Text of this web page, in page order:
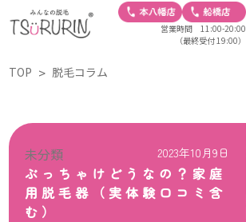
営業時間 11:00-20:00
（最終受付 19:00）
TOP 脱毛コラム
未分類 2023年10月9日
ぶっちゃけどうなの？家庭
用脱毛器（実体験口コミ含
む）